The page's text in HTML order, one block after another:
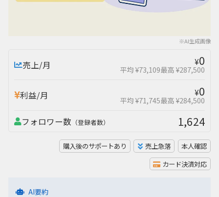
※AI生成画像
売上/月 ¥0
平均 ¥73,109最高 ¥287,500
利益/月 ¥0
平均 ¥71,745最高 ¥284,500
フォロワー数 （登録者数） 1,624
購入後のサポートあり 売上急落
本人確認
カード決済対応
AI要約